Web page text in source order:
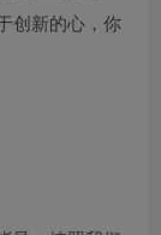
创新的心，你